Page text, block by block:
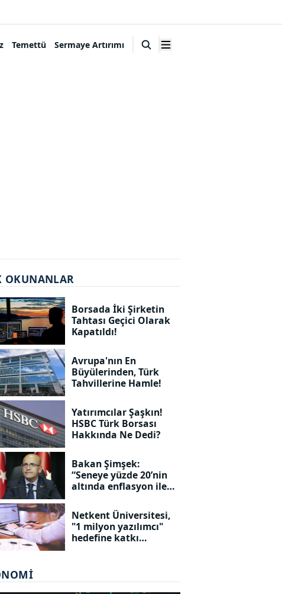
Temettü Sermaye Artırımı
OKUNANLAR
Borsada İki Şirketin
Tahtası Geçici Olarak
Kapatıldı!
Avrupa'nın En
Büyülerinden, Türk
Tahvillerine Hamle!
Yatırımcılar Şaşkın!
HSBC Türk Borsası
Hakkında Ne Dedi?
Bakan Şimşek:
“Seneye yüzde 20’nin
altında enflasyon ile
Netkent Üniversitesi,
"1 milyon yazılımcı"
hedefine katkı